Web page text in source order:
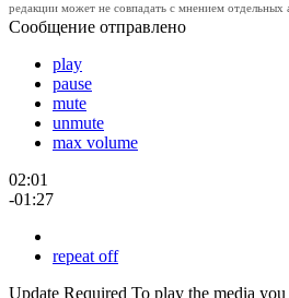
редакции может не совпадать с мнением отдельных
Сообщение отправлено
play
pause
mute
unmute
max volume
02:01
-01:27
repeat off
Update Required To play the media